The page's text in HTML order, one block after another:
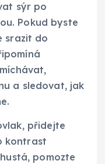
sýr po
Pokud byste
srazit do
a sledovat, jak
přidejte
kontrast
pomozte